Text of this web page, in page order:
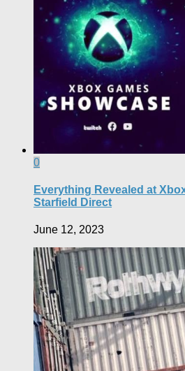
0
Everything Revealed at
Starfield Direct
June 12, 2023